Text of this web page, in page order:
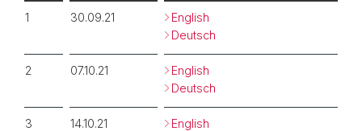
1 30.09.21
English
Deutsch
2 07.10.21
English
Deutsch
3 14.10.21
English